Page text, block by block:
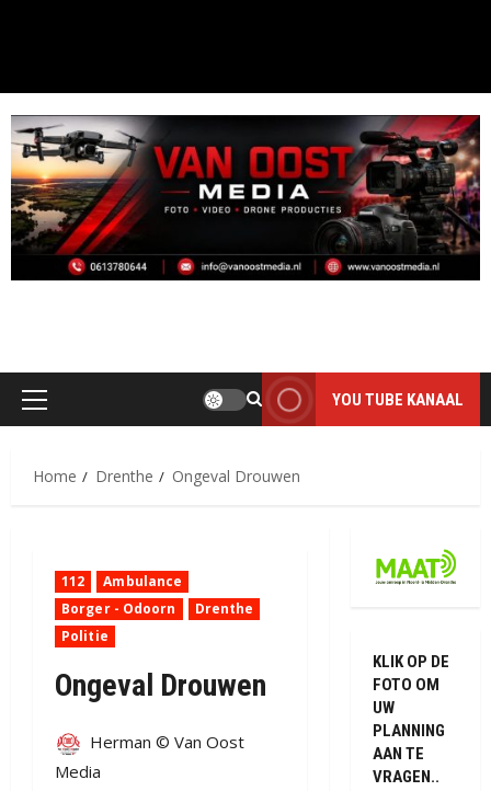
Primair
YOU TUBE KANAAL
Home Drenthe Ongeval Drouwen
112
Ambulance
Borger - Odoorn
Drenthe
Politie
Ongeval Drouwen
Herman © Van Oost
Media
KLIK OP DE
FOTO OM
UW
PLANNING
AAN TE
VRAGEN..